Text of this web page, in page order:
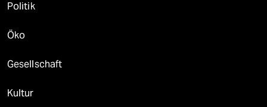
Politik
Öko
Gesellschaft
Kultur